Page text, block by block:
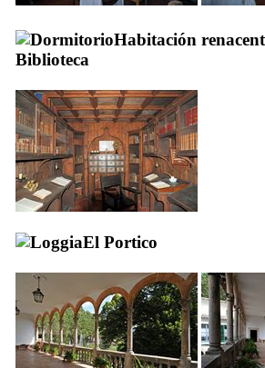
Habitación
Biblioteca
El Portico